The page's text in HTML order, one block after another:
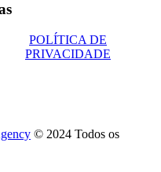
POLÍTICA DE
PRIVACIDADE
© 2024 Todos os